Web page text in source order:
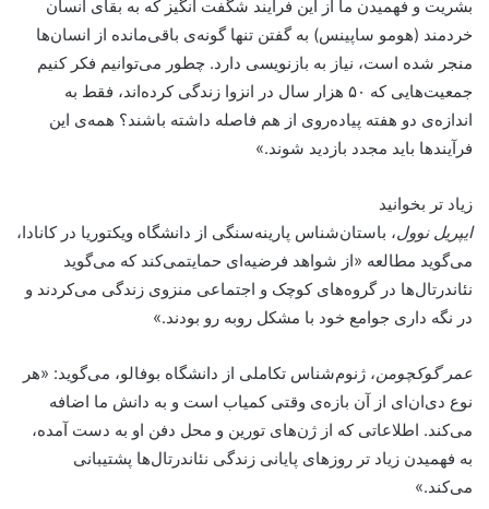
بشریت و فهمیدن ما از این فرآیند شگفت انگیز که به بقای انسان
خردمند (هومو ساپینس) به گفتن تنها گونه‌ی باقی‌مانده از انسان‌ها
منجر شده است، نیاز به بازنویسی دارد. چطور می‌توانیم فکر کنیم
جمعیت‌هایی که ۵۰ هزار سال در انزوا زندگی کرده‌اند، فقط به
اندازه‌ی دو هفته پیاده‌روی از هم فاصله داشته باشند؟ همه‌ی این
فرآیندها باید مجدد بازدید شوند.»
زیاد تر بخوانید
ایپریل نوول، باستان‌شناس پارینه‌سنگی از دانشگاه ویکتوریا در کانادا،
می‌گوید مطالعه «از شواهد فرضیه‌ای حمایتمی‌کند که می‌گوید
نئاندرتال‌ها در گروه‌های کوچک و اجتماعی منزوی زندگی می‌کردند و
در نگه داری جوامع خود با مشکل روبه رو بودند.»
عمر گوکچومن، ژنوم‌شناس تکاملی از دانشگاه بوفالو، می‌گوید: «هر
نوع دی‌ان‌ای از آن بازه‌ی وقتی کمیاب است و به دانش ما اضافه
می‌کند. اطلاعاتی که از ژن‌های تورین و محل دفن او به دست آمده،
به فهمیدن زیاد تر روزهای پایانی زندگی نئاندرتال‌ها پشتیبانی
می‌کند.»